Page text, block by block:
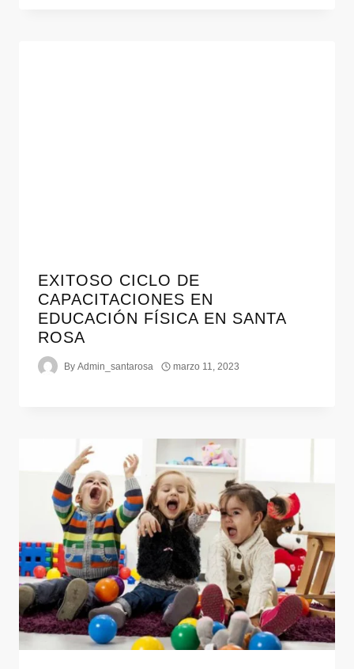
EXITOSO CICLO DE
CAPACITACIONES EN
EDUCACIÓN FÍSICA EN SANTA
ROSA
By Admin_santarosa marzo 11, 2023